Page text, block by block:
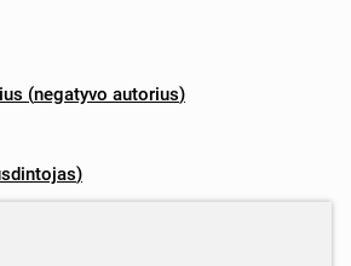
(negatyvo autorius)
)